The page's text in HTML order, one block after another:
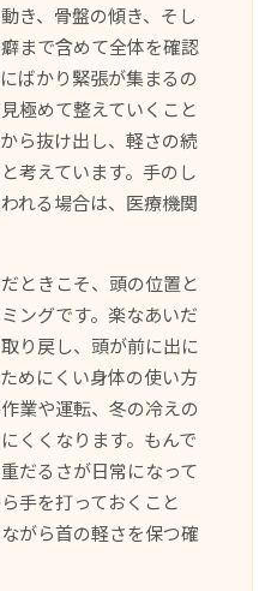
き、骨盤の傾き、そし
まで含めて全体を確認
ばかり緊張が集まるの
極めて整えていくこと
ら抜け出し、軽さの続
考えています。手のし
れる場合は、医療機関
ときこそ、頭の位置と
ングです。楽なあいだ
り戻し、頭が前に出に
めにくい身体の使い方
業や運転、冬の冷えの
くくなります。もんで
だるさが日常になって
手を打っておくこと
がら首の軽さを保つ確